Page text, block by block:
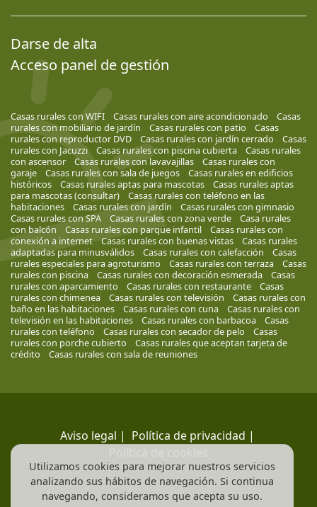
Darse de alta
Acceso panel de gestión
Casas rurales con WIFI Casas rurales con aire acondicionado
Casas
rurales con mobiliario de jardín
Casas rurales con patio
Casas
rurales con reproductor DVD
Casas rurales con jardín cerrado
Casas
rurales con Jacuzzi
Casas rurales con piscina cubierta
Casas rurales
con ascensor
Casas rurales con lavavajillas
Casas rurales con
garaje
Casas rurales con sala de juegos
Casas rurales en edificios
históricos
Casas rurales aptas para mascotas
Casas rurales aptas
para mascotas (consultar)
Casas rurales con teléfono en las
habitaciones
Casas rurales con jardín
Casas rurales con gimnasio
Casas rurales con SPA
Casas rurales con zona verde
Casa rurales
con balcón
Casas rurales con parque infantil
Casas rurales con
conexión a internet
Casas rurales con buenas vistas
Casas rurales
adaptadas para minusválidos
Casas rurales con calefacción
Casas
rurales especiales para agroturismo
Casas rurales con terraza
Casas
rurales con piscina
Casas rurales con decoración esmerada
Casas
rurales con aparcamiento
Casas rurales con restaurante
Casas
rurales con chimenea
Casas rurales con televisión
Casas rurales con
baño en las habitaciones
Casas rurales con cuna
Casas rurales con
televisión en las habitaciones
Casas rurales con barbacoa
Casas
rurales con teléfono
Casas rurales con secador de pelo
Casas
rurales con porche cubierto
Casas rurales que aceptan tarjeta de
crédito
Casas rurales con sala de reuniones
Aviso legal | Política de privacidad |
Política de cookies
Utilizamos cookies para mejorar nuestros servicios
analizando sus hábitos de navegación. Si continua
navegando, consideramos que acepta su uso.